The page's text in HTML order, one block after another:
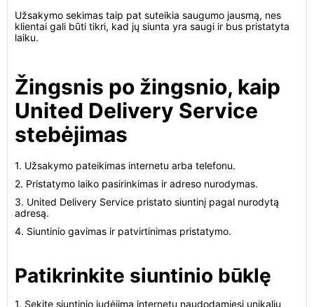
Užsakymo sekimas taip pat suteikia saugumo jausmą, nes
klientai gali būti tikri, kad jų siunta yra saugi ir bus pristatyta
laiku.
Žingsnis po žingsnio, kaip
United Delivery Service
stebėjimas
1. Užsakymo pateikimas internetu arba telefonu.
2. Pristatymo laiko pasirinkimas ir adreso nurodymas.
3. United Delivery Service pristato siuntinį pagal nurodytą
adresą.
4. Siuntinio gavimas ir patvirtinimas pristatymo.
Patikrinkite siuntinio būklę
1. Sekite siuntinio judėjimą internetu naudodamiesi unikaliu